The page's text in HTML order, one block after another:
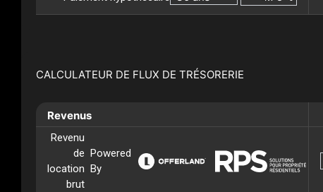
CALCULATEUR DE FLUX DE TRÉSORERIE
Revenus
Revenu
de
location
brut
Powered
By